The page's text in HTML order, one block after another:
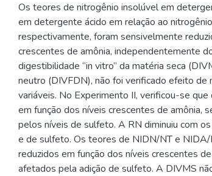
Os teores de nitrogênio insolúvel em
em detergente ácido em relação ao
respectivamente, foram sensivelmente
crescentes de amônia, independentemente
digestibilidade “in vitro” da matéria seca
neutro (DIVFDN), não foi verificado efeito de
variáveis. No Experimento II, verificou-se
em função dos níveis crescentes de amônia,
pelos níveis de sulfeto. A RN diminuiu com
e de sulfeto. Os teores de NIDN/NT e
reduzidos em função dos níveis crescentes
afetados pela adição de sulfeto. A DIVMS